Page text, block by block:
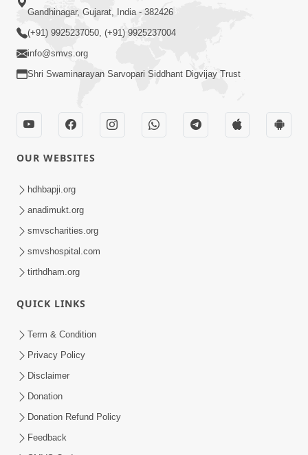
Gandhinagar, Gujarat, India - 382426
(+91) 9925237050, (+91) 9925237004
info@smvs.org
Shri Swaminarayan Sarvopari Siddhant Digvijay Trust
OUR WEBSITES
hdhbapji.org
anadimukt.org
smvscharities.org
smvshospital.com
tirthdham.org
QUICK LINKS
Term & Condition
Privacy Policy
Disclaimer
Donation
Donation Refund Policy
Feedback